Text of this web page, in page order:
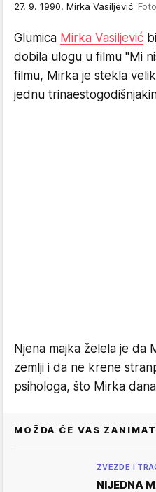
27. 9. 1990. Mirka Vasiljević
Glumica Mirka Vasiljević
dobila ulogu u filmu "Mi
filmu, Mirka je stekla
jednu
Njena majka želela je da
zemlji i da ne krene
psihologa, što Mirka
MOŽDA ĆE VAS
ZVEZDE I
NIJEDNA